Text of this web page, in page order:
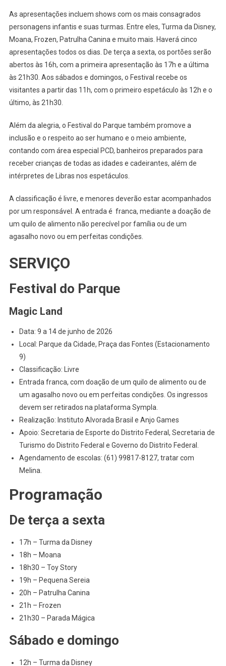
As apresentações incluem shows com os mais consagrados
personagens infantis e suas turmas. Entre eles, Turma da Disney,
Moana, Frozen, Patrulha Canina e muito mais. Haverá cinco
apresentações todos os dias. De terça a sexta, os portões serão
abertos às 16h, com a primeira apresentação às 17h e a última
às 21h30. Aos sábados e domingos, o Festival recebe os
visitantes a partir das 11h, com o primeiro espetáculo às 12h e o
último, às 21h30.
Além da alegria, o Festival do Parque também promove a
inclusão e o respeito ao ser humano e o meio ambiente,
contando com área especial PCD, banheiros preparados para
receber crianças de todas as idades e cadeirantes, além de
intérpretes de Libras nos espetáculos.
A classificação é livre, e menores deverão estar acompanhados
por um responsável. A entrada é franca, mediante a doação de
um quilo de alimento não perecível por família ou de um
agasalho novo ou em perfeitas condições.
SERVIÇO
Festival do Parque
Magic Land
Data: 9 a 14 de junho de 2026
Local: Parque da Cidade, Praça das Fontes (Estacionamento
9)
Classificação: Livre
Entrada franca, com doação de um quilo de alimento ou de
um agasalho novo ou em perfeitas condições. Os ingressos
devem ser retirados na plataforma Sympla.
Realização: Instituto Alvorada Brasil e Anjo Games
Apoio: Secretaria de Esporte do Distrito Federal, Secretaria de
Turismo do Distrito Federal e Governo do Distrito Federal.
Agendamento de escolas: (61) 99817-8127, tratar com
Melina.
Programação
De terça a sexta
17h – Turma da Disney
18h – Moana
18h30 – Toy Story
19h – Pequena Sereia
20h – Patrulha Canina
21h – Frozen
21h30 – Parada Mágica
Sábado e domingo
12h – Turma da Disney